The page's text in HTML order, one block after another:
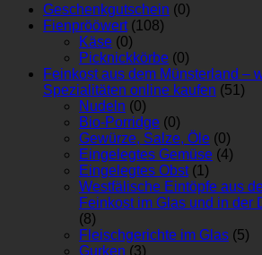
Geschenkgutschein (0)
Fienprööwert (108)
Käse (0)
Picknickkörbe (0)
Feinkost aus dem Münsterland –
Spezialitäten online kaufen (51)
Nudeln (0)
Bio-Porridge (0)
Gewürze, Salze, Öle (0)
Eingelegtes Gemüse (4)
Eingelegtes Obst (1)
Westfälische Eintöpfe aus
Feinkost im Glas und in der
(8)
Fleischgerichte im Glas (5)
Gurken (3)